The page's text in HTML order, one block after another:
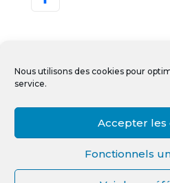
Nous utilisons des cookies pour
service.
Accepter les
Fonctionnels
Copyright ©
droits réservés. Créé et